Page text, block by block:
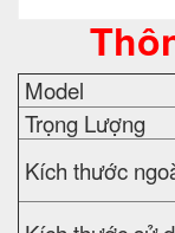
Model
Trọng Lượng
Kích thước